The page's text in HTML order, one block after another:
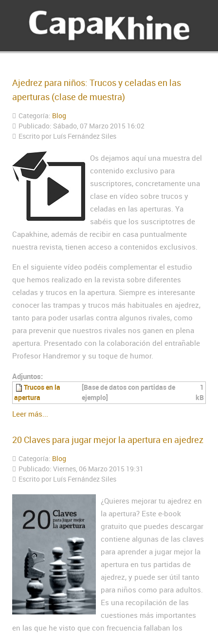
Ajedrez para niños: Trucos y celadas en las
aperturas (clase de muestra)
Categoría: Blog
Publicado: Sábado, 07 Marzo 2015 16:02
Escrito por Luís Fernández Siles
Os dejamos aquí una muestra del
contenido exclusivo para
suscriptores, concretamente una
clase en vídeo sobre trucos y
celadas en las aperturas. Ya
sabéis que los suscriptotres de
Capakhine, además de recibir en casa puntualmente
nuestra revista, tienen acceso a contenidos exclusivos.
En el siguiente vídeo podéis complementar el estudio
que hemos realizado en la revista sobre diferentes
celadas y trucos en la apertura. Siempre es interesante
conocer las trampas y trucos más habituales en ajedrez,
tanto para poder usarlas contra algunos rivales, como
para prevenir que nuestros rivales nos ganen en plena
apertura. Presentado con la colaboración del entrañable
Profesor Handremor y su toque de humor.
Adjuntos:
Trucos en la
apertura
[Base de datos con partidas de
ejemplo]
1
kB
Leer más...
20 Claves para jugar mejor la apertura en ajedrez
Categoría: Blog
Publicado: Viernes, 06 Marzo 2015 19:31
Escrito por Luís Fernández Siles
¿Quieres mejorar tu ajedrez en
la apertura? Este e-book
gratuito que puedes descargar
contiene algunas de las claves
para aprender a jugar mejor la
apertura en tus partidas de
ajedrez, y puede ser útil tanto
para niños como para adultos.
Es una recopilación de las
cuestiones más importantes
en las que he visto que con frecuencia fallaban los